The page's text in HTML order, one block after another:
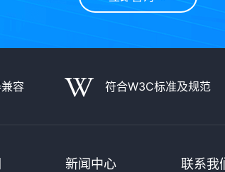
容 符合W3C标准及规范
新闻中心 联系我